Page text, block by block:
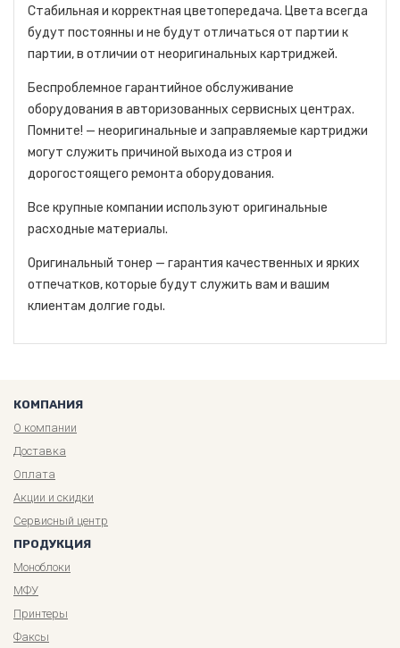
Стабильная и корректная цветопередача. Цвета всегда
будут постоянны и не будут отличаться от партии к
партии, в отличии от неоригинальных картриджей.
Беспроблемное гарантийное обслуживание
оборудования в авторизованных сервисных центрах.
Помните! — неоригинальные и заправляемые картриджи
могут служить причиной выхода из строя и
дорогостоящего ремонта оборудования.
Все крупные компании используют оригинальные
расходные материалы.
Оригинальный тонер — гарантия качественных и ярких
отпечатков, которые будут служить вам и вашим
клиентам долгие годы.
КОМПАНИЯ
О компании
Доставка
Оплата
Акции и скидки
Сервисный центр
ПРОДУКЦИЯ
Моноблоки
МФУ
Принтеры
Факсы